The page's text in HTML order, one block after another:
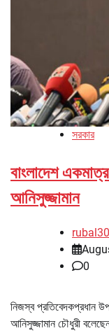
সরকার
বাংলাদেশ
আনিসুজ্জামান
rubal30
0
নিজস্ব প্রতিবেদকপ্রধান
আনিসুজ্জামান চৌধুরী